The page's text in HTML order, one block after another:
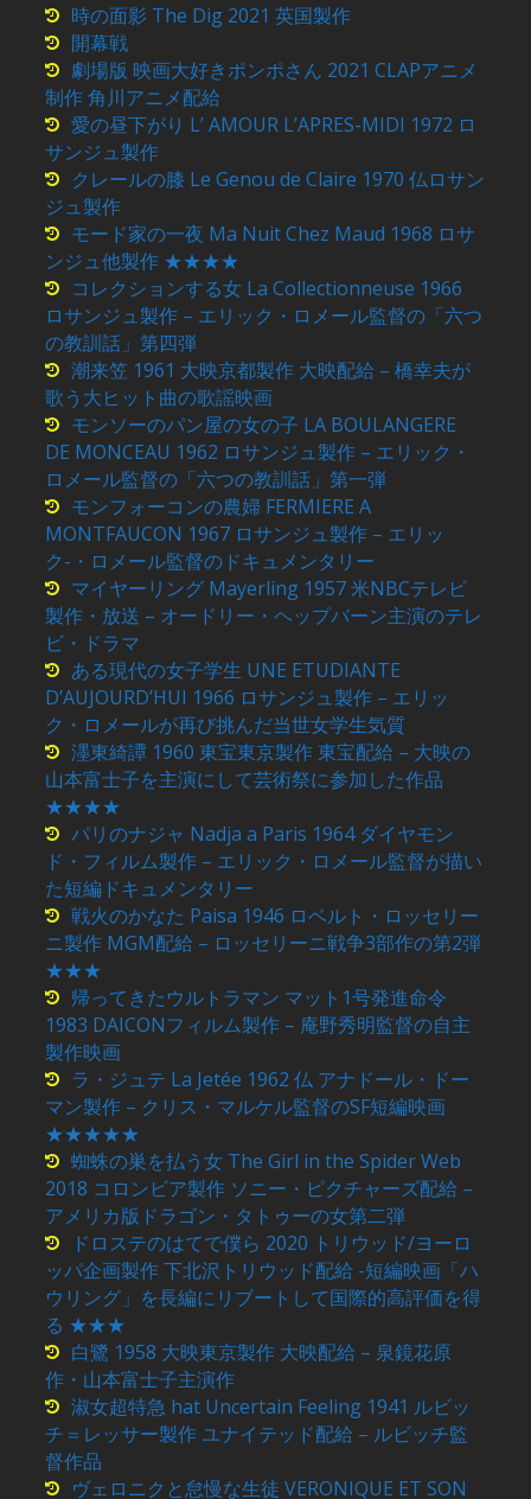
時の面影 The Dig 2021 英国製作
開幕戦
劇場版 映画大好きポンポさん 2021 CLAPアニメ
制作 角川アニメ配給
愛の昼下がり L’ AMOUR L’APRES-MIDI 1972 ロ
サンジュ製作
クレールの膝 Le Genou de Claire 1970 仏ロサン
ジュ製作
モード家の一夜 Ma Nuit Chez Maud 1968 ロサ
ンジュ他製作 ★★★★
コレクションする女 La Collectionneuse 1966
ロサンジュ製作 – エリック・ロメール監督の「六つ
の教訓話」第四弾
潮来笠 1961 大映京都製作 大映配給 – 橋幸夫が
歌う大ヒット曲の歌謡映画
モンソーのパン屋の女の子 LA BOULANGERE
DE MONCEAU 1962 ロサンジュ製作 – エリック・
ロメール監督の「六つの教訓話」第一弾
モンフォーコンの農婦 FERMIERE A
MONTFAUCON 1967 ロサンジュ製作 – エリッ
ク-・ロメール監督のドキュメンタリー
マイヤーリング Mayerling 1957 米NBCテレビ
製作・放送 – オードリー・ヘップバーン主演のテレ
ビ・ドラマ
ある現代の女子学生 UNE ETUDIANTE
D’AUJOURD’HUI 1966 ロサンジュ製作 – エリッ
ク・ロメールが再び挑んだ当世女学生気質
濹東綺譚 1960 東宝東京製作 東宝配給 – 大映の
山本富士子を主演にして芸術祭に参加した作品
★★★★
パリのナジャ Nadja a Paris 1964 ダイヤモン
ド・フィルム製作 – エリック・ロメール監督が描い
た短編ドキュメンタリー
戦火のかなた Paisa 1946 ロベルト・ロッセリー
ニ製作 MGM配給 – ロッセリーニ戦争3部作の第2弾
★★★
帰ってきたウルトラマン マット1号発進命令
1983 DAICONフィルム製作 – 庵野秀明監督の自主
製作映画
ラ・ジュテ La Jetée 1962 仏 アナドール・ドー
マン製作 – クリス・マルケル監督のSF短編映画
★★★★★
蜘蛛の巣を払う女 The Girl in the Spider Web
2018 コロンビア製作 ソニー・ピクチャーズ配給 –
アメリカ版ドラゴン・タトゥーの女第二弾
ドロステのはてで僕ら 2020 トリウッド/ヨーロ
ッパ企画製作 下北沢トリウッド配給 -短編映画「ハ
ウリング」を長編にリブートして国際的高評価を得
る ★★★
白鷺 1958 大映東京製作 大映配給 – 泉鏡花原
作・山本富士子主演作
淑女超特急 hat Uncertain Feeling 1941 ルビッ
チ＝レッサー製作 ユナイテッド配給 – ルビッチ監
督作品
ヴェロニクと怠慢な生徒 VERONIQUE ET SON